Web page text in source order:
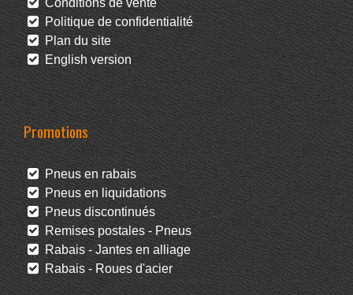
Politique de confidentialité
Plan du site
English version
Promotions
Pneus en rabais
Pneus en liquidations
Pneus discontinués
Remises postales - Pneus
Rabais - Jantes en alliage
Rabais - Roues d'acier